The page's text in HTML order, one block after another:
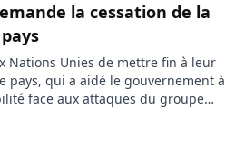
la cessation de la
Nations Unies de mettre fin à leur
pays, qui a aidé le gouvernement à
face aux attaques du groupe
Al-Qaida. Après plus de dix ans de